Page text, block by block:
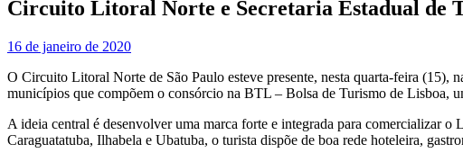
Circuito Litoral Norte e Secretaria Estadual de
16 de janeiro de 2020
O Circuito Litoral Norte de São Paulo esteve presente, nesta quarta-feira (15),
municípios que compõem o consórcio na BTL – Bolsa de Turismo de Lisboa,
A ideia central é desenvolver uma marca forte e integrada para comercializar
Caraguatatuba, Ilhabela e Ubatuba, o turista dispõe de boa rede hoteleira,